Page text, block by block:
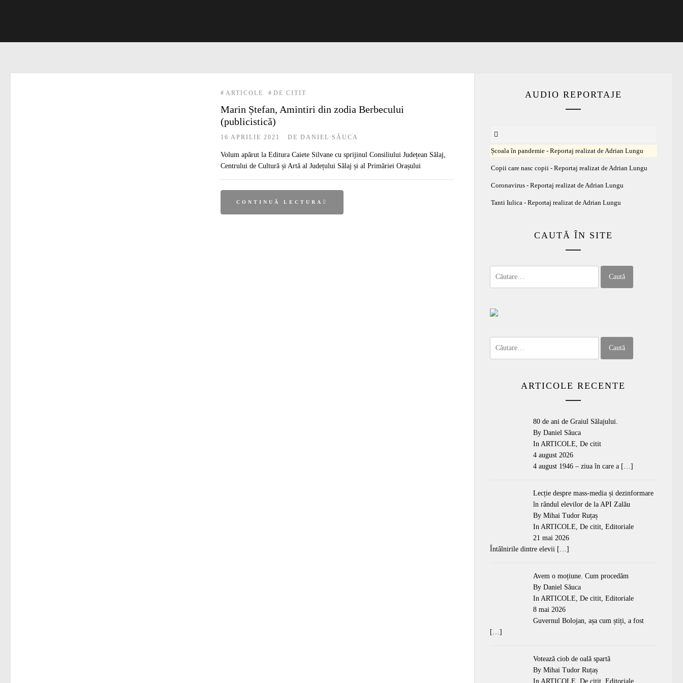
# ARTICOLE # DE CITIT
Marin Ștefan, Amintiri din zodia Berbecului
(publicistică)
16 APRILIE 2021 DE DANIEL SĂUCA
Volum apărut la Editura Caiete Silvane cu sprijinul Consiliului Județean Sălaj,
Centrului de Cultură și Artă al Județului Sălaj și al Primăriei Orașului
CONTINUĂ LECTURA
AUDIO REPORTAJE
Școala în pandemie - Reportaj realizat de Adrian Lungu
Copii care nasc copii - Reportaj realizat de Adrian Lungu
Coronavirus - Reportaj realizat de Adrian Lungu
Tanti Iulica - Reportaj realizat de Adrian Lungu
CAUTĂ ÎN SITE
ARTICOLE RECENTE
80 de ani de Graiul Sălajului.
By Daniel Săuca
InARTICOLE,De citit
4 august 2026
4 august 1946 – ziua în care a […]
Lecție despre mass-media și dezinformare
în rândul elevilor de la API Zalău
By Mihai Tudor Ruțaș
InARTICOLE,De citit,Editoriale
21 mai 2026
Întâlnirile dintre elevii […]
Avem o moțiune. Cum procedăm
By Daniel Săuca
InARTICOLE,De citit,Editoriale
8 mai 2026
Guvernul Bolojan, așa cum știți, a fost
[…]
Votează ciob de oală spartă
By Mihai Tudor Ruțaș
In ARTICOLE ,De citit ,Editoriale